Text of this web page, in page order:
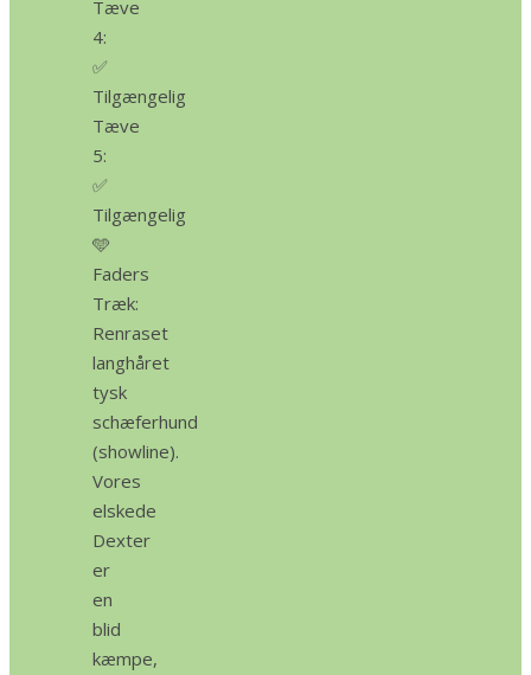
Tæve
4:
✅
Tilgængelig
Tæve
5:
✅
Tilgængelig
🩵
Faders
Træk:
Renraset
langhåret
tysk
schæferhund
(showline).
Vores
elskede
Dexter
er
en
blid
kæmpe,